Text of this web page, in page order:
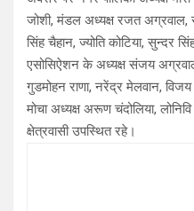
जोशी, मंडल अध्यक्ष रजत अग्रवाल,
सिंह चैहान, ज्योति कोटिया, सुन्दर
एसोसिऐशन के अध्यक्ष संजय
गुडमोहन राणा, नरेंद्र मेलवान,
मोचा अध्यक्ष अरूण चंदोलिया,
क्षेत्रवासी उपस्थित रहे।